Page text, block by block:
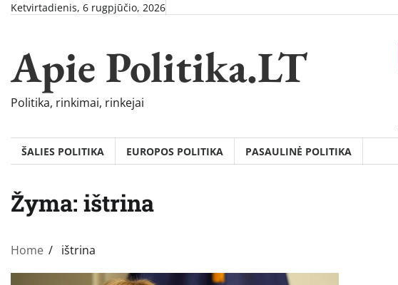
SkipKetvirtadienis, 6 rugpjūčio, 2026
Apie Politika.LT
Politika, rinkimai, rinkejai
ŠALIES POLITIKA EUROPOS POLITIKA PASAULINĖ POLITIKA
Žyma: ištrina
Home ištrina